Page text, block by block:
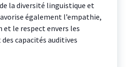
la diversité linguistique et
également l’empathie,
le respect envers les
capacités auditives